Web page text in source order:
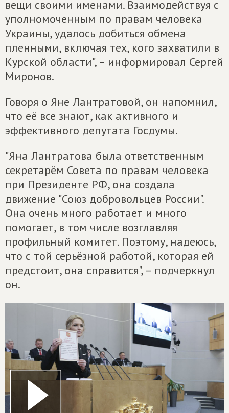
вещи своими именами. Взаимодействуя с
уполномоченным по правам человека
Украины, удалось добиться обмена
пленными, включая тех, кого захватили в
Курской области", – информировал Сергей
Миронов.
Говоря о Яне Лантратовой, он напомнил,
что её все знают, как активного и
эффективного депутата Госдумы.
"Яна Лантратова была ответственным
секретарём Совета по правам человека
при Президенте РФ, она создала
движение "Союз добровольцев России".
Она очень много работает и много
помогает, в том числе возглавляя
профильный комитет. Поэтому, надеюсь,
что с той серьёзной работой, которая ей
предстоит, она справится", – подчеркнул
он.